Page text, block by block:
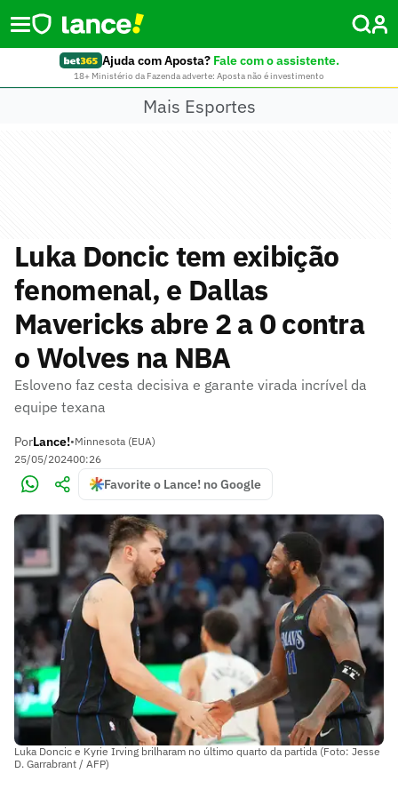
Ajuda com Aposta? Fale com o assistente.
18+ Ministério da Fazenda adverte: Aposta não é investimento
Mais Esportes
Luka Doncic tem exibição
fenomenal, e Dallas
Mavericks abre 2 a 0 contra
o Wolves na NBA
Esloveno faz cesta decisiva e garante virada incrível da
equipe texana
PorLance!•Minnesota (EUA)
25/05/202400:26
Favorite o Lance! no Google
Luka Doncic e Kyrie Irving brilharam no último quarto da partida (Foto: Jesse
D. Garrabrant / AFP)